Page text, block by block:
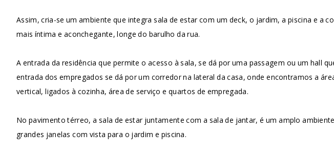
Assim, cria-se um ambiente que integra sala de estar com um deck, o jardim, a piscina e a
mais íntima e aconchegante, longe do barulho da rua.
A entrada da residência que permite o acesso à sala, se dá por uma passagem ou um hall
entrada dos empregados se dá por um corredor na lateral da casa, onde encontramos a
vertical, ligados à cozinha, área de serviço e quartos de empregada.
No pavimento térreo, a sala de estar juntamente com a sala de jantar, é um amplo
grandes janelas com vista para o jardim e piscina.